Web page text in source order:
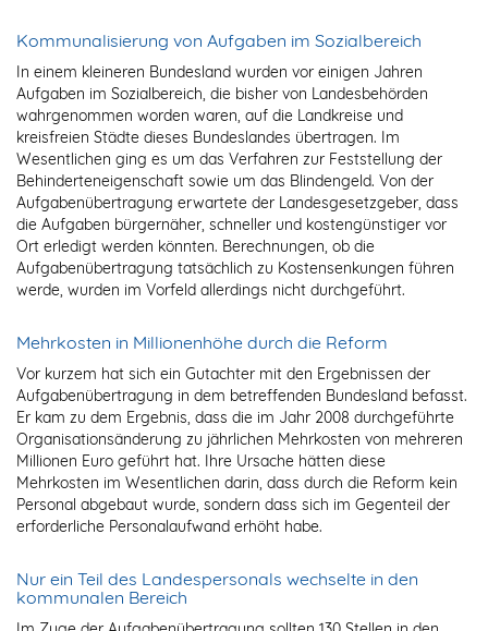
Kommunalisierung von Aufgaben im Sozialbereich
In einem kleineren Bundesland wurden vor einigen Jahren
Aufgaben im Sozialbereich, die bisher von Landesbehörden
wahrgenommen worden waren, auf die Landkreise und
kreisfreien Städte dieses Bundeslandes übertragen. Im
Wesentlichen ging es um das Verfahren zur Feststellung der
Behinderteneigenschaft sowie um das Blindengeld. Von der
Aufgabenübertragung erwartete der Landesgesetzgeber, dass
die Aufgaben bürgernäher, schneller und kostengünstiger vor
Ort erledigt werden könnten. Berechnungen, ob die
Aufgabenübertragung tatsächlich zu Kostensenkungen führen
werde, wurden im Vorfeld allerdings nicht durchgeführt.
Mehrkosten in Millionenhöhe durch die Reform
Vor kurzem hat sich ein Gutachter mit den Ergebnissen der
Aufgabenübertragung in dem betreffenden Bundesland befasst.
Er kam zu dem Ergebnis, dass die im Jahr 2008 durchgeführte
Organisationsänderung zu jährlichen Mehrkosten von mehreren
Millionen Euro geführt hat. Ihre Ursache hätten diese
Mehrkosten im Wesentlichen darin, dass durch die Reform kein
Personal abgebaut wurde, sondern dass sich im Gegenteil der
erforderliche Personalaufwand erhöht habe.
Nur ein Teil des Landespersonals wechselte in den
kommunalen Bereich